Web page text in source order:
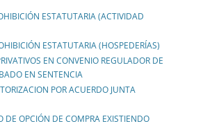
ESTATUTARIA (ACTIVIDAD
ESTATUTARIA (HOSPEDERÍAS)
EN CONVENIO REGULADOR DE
EN SENTENCIA
POR ACUERDO JUNTA
DE OPCIÓN DE COMPRA EXISTIENDO